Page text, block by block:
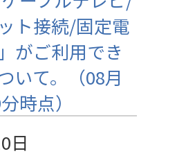
ト接続/固定電
がご利用でき
いて。（08月
時点）
日